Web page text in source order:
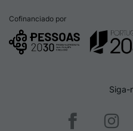
Cofinanciado por
Siga-